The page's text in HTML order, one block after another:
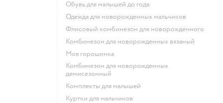
Обувь для малышей до года
Одежда для новорожденных мальчиков
Флисовый комбинезон для новорожденного
Комбинезон для новорожденных вязаный
Моя горошинка
Комбинезон для новорожденных
демисезонный
Комплекты для малышей
Куртки для мальчиков